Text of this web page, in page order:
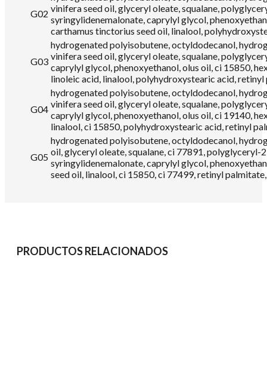
G02 vinifera seed oil, glyceryl oleate, squalane,
syringylidenemalonate, caprylyl glycol,
carthamus tinctorius seed oil, linalool,
G03
hydrogenated polyisobutene, octyldodecanol,
vinifera seed oil, glyceryl oleate, squalane,
caprylyl glycol, phenoxyethanol, olus oil, ci 15850,
linoleic acid, linalool, polyhydroxystearic acid,
G04
hydrogenated polyisobutene, octyldodecanol,
vinifera seed oil, glyceryl oleate, squalane,
caprylyl glycol, phenoxyethanol, olus oil, ci 19140,
linalool, ci 15850, polyhydroxystearic acid, retinyl
G05
hydrogenated polyisobutene, octyldodecanol,
oil, glyceryl oleate, squalane, ci 77891,
syringylidenemalonate, caprylyl glycol,
seed oil, linalool, ci 15850, ci 77499, retinyl
PRODUCTOS RELACIONADOS